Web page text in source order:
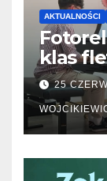
AKTUALNOŚCI
klas
25